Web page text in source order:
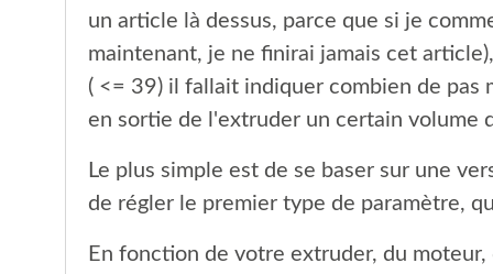
un article là dessus, parce que si je
maintenant, je ne finirai jamais cet
( <= 39) il fallait indiquer combien de pas
en sortie de l'extruder un certain volume
Le plus simple est de se baser sur une
de régler le premier type de paramètre,
En fonction de votre extruder, du